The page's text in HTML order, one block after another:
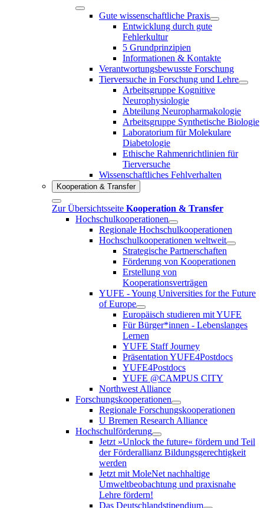
Gute wissenschaftliche Praxis
Entwicklung durch gute
Fehlerkultur
5 Grundprinzipien
Informationen & Kontakte
Verantwortungsbewusste Forschung
Tierversuche in Forschung und Lehre
Arbeitsgruppe Kognitive
Neurophysiologie
Abteilung Neuropharmakologie
Arbeitsgruppe Synthetische Biologie
Laboratorium für Molekulare
Diabetologie
Ethische Rahmenrichtlinien für
Tierversuche
Wissenschaftliches Fehlverhalten
Kooperation & Transfer
Zur Übersichtsseite Kooperation & Transfer
Hochschulkooperationen
Regionale Hochschulkooperationen
Hochschulkooperationen weltweit
Strategische Partnerschaften
Förderung von Kooperationen
Erstellung von
Kooperationsverträgen
YUFE - Young Universities for the Future
of Europe
Europäisch studieren mit YUFE
Für Bürger*innen - Lebenslanges
Lernen
YUFE Staff Journey
Präsentation YUFE4Postdocs
YUFE4Postdocs
YUFE @CAMPUS CITY
Northwest Alliance
Forschungskooperationen
Regionale Forschungskooperationen
U Bremen Research Alliance
Hochschulförderung
Jetzt »Unlock the future« fördern und Teil
der Förderallianz Bildungsgerechtigkeit
werden
Jetzt mit MoleNet nachhaltige
Umweltbeobachtung und praxisnahe
Lehre fördern!
Das Deutschlandstipendium